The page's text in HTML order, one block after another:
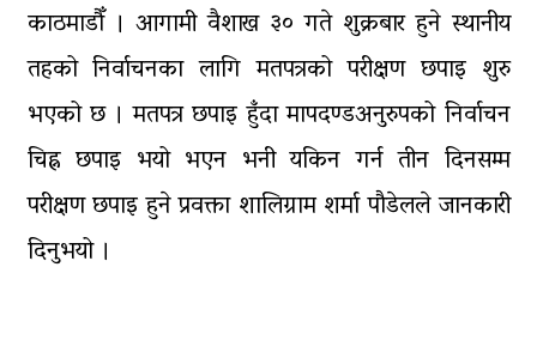
काठमाडौँ । आगामी वैशाख ३० गते शुक्रबार हुने स्थानीय
तहको निर्वाचनका लागि मतपत्रको परीक्षण छपाइ शुरु
भएको छ । मतपत्र छपाइ हुँदा मापदण्डअनुरुपको निर्वाचन
चिह्न छपाइ भयो भएन भनी यकिन गर्न तीन दिनसम्म
परीक्षण छपाइ हुने प्रवक्ता शालिग्राम शर्मा पौडेलले जानकारी
दिनुभयो ।